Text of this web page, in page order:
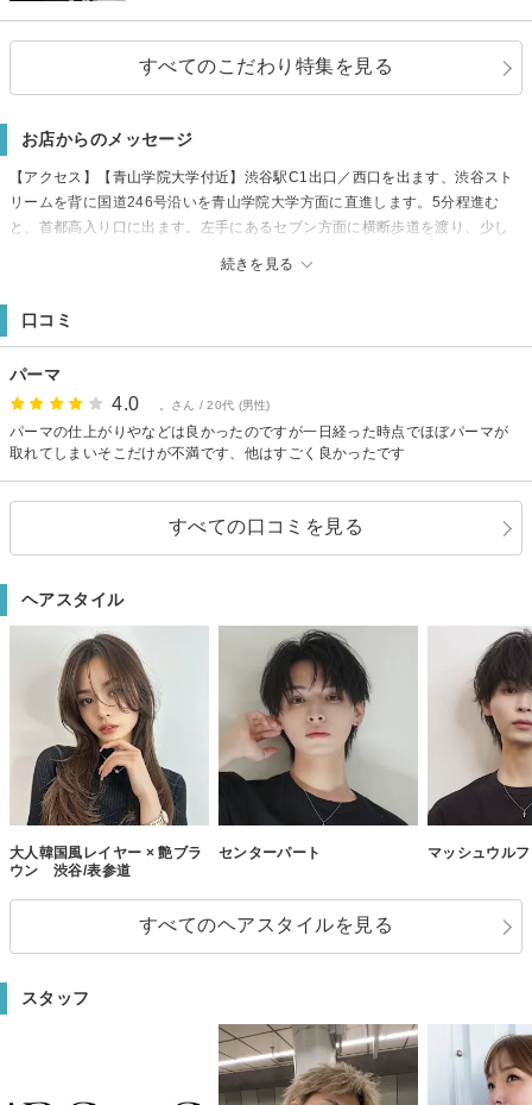
すべてのこだわり特集を見る
お店からのメッセージ
続きを見る
【アクセス】【青山学院大学付近】渋谷駅C1出口／西口を出ます、渋谷スト
リームを背に国道246号沿いを青山学院大学方面に直進します。5分程進む
と、首都高入り口に出ます。左手にあるセブン方面に横断歩道を渡り、少し
［CRED II SHIBUYA BLDG］という建物が見えましたら、3階が当店になり
いします。
【駐車場】周辺コインパーキングをご利用下さい。
口コミ
パーマ
4.0 。さん / 20代 (男性)
パーマの仕上がりやなどは良かったのですが一日経った時点でほぼパーマが
取れてしまいそこだけが不満です、他はすごく良かったです
すべての口コミを見る
ヘアスタイル
大人韓国風レイヤー × 艶ブラ
ウン 渋谷/表参道
センターパート マッシュウルフ
すべてのヘアスタイルを見る
スタッフ